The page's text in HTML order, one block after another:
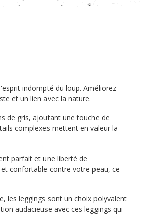
indompté du loup. Améliorez
et un lien avec la nature.
de gris, ajoutant une touche de
complexes mettent en valeur la
parfait et une liberté de
confortable contre votre peau, ce
les leggings sont un choix polyvalent
audacieuse avec ces leggings qui